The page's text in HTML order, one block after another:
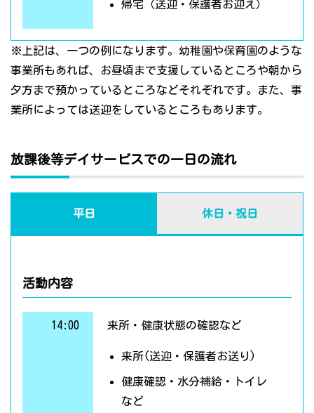
帰宅（送迎・保護者お迎え）
※上記は、一つの例になります。幼稚園や保育園のような
事業所もあれば、お昼頃まで支援しているところや朝から
夕方まで預かっているところなどそれぞれです。また、事
業所によっては送迎をしているところもあります。
放課後等デイサービスでの一日の流れ
平日 休日・祝日
活動内容
14:00 来所・健康状態の確認など
来所(送迎・保護者お送り)
健康確認・水分補給・トイレ
など